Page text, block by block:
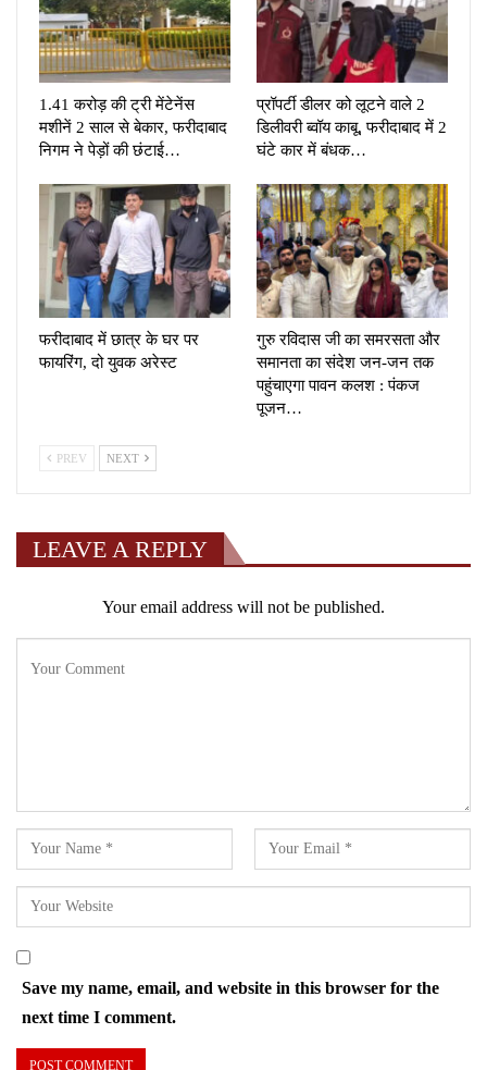
1.41 करोड़ की ट्री मेंटेनेंस
मशीनें 2 साल से बेकार, फरीदाबाद
निगम ने पेड़ों की छंटाई…
प्रॉपर्टी डीलर को लूटने वाले 2
डिलीवरी ब्वॉय काबू, फरीदाबाद में 2
घंटे कार में बंधक…
फरीदाबाद में छात्र के घर पर
फायरिंग, दो युवक अरेस्ट
गुरु रविदास जी का समरसता और
समानता का संदेश जन-जन तक
पहुंचाएगा पावन कलश : पंकज
पूजन…
PREV NEXT
LEAVE A REPLY
Your email address will not be published.
Save my name, email, and website in this browser for the
next time I comment.